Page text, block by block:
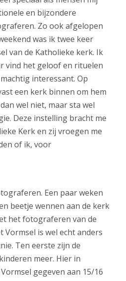
en bijzondere
Zo ook afgelopen
was ik twee keer
van de Katholieke kerk. Ik
vind het geloof en rituelen
interessant. Op
een kerk binnen om hem
wel niet, maar sta wel
Deze instelling bracht me
Kerk en zij vroegen me
of ik, voor
Een paar weken
beetje wennen aan de kerk
het fotograferen van de
Vormsel is wel echt anders
Ten eerste zijn de
meer. Hier in
gegeven aan 15/16